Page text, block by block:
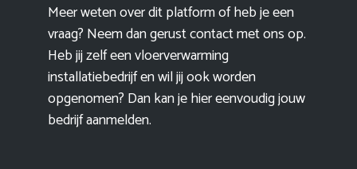
Meer weten over dit platform of heb je een
vraag? Neem dan gerust contact met ons op.
Heb jij zelf een vloerverwarming
installatiebedrijf en wil jij ook worden
opgenomen? Dan kan je hier eenvoudigjouw
bedrijf aanmelden.